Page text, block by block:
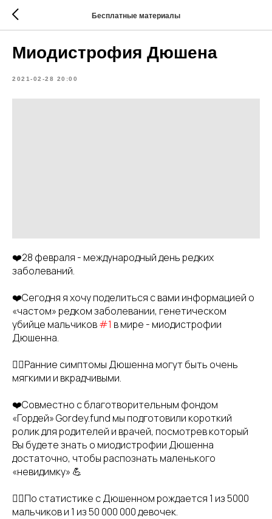
Бесплатные материалы
Миодистрофия Дюшена
2021-02-28 20:00
❤️28 февраля - международный день редких
заболеваний.
❤️Сегодня я хочу поделиться с вами информацией о
«частом» редком заболевании, генетическом
убийце мальчиков#1 в мире - миодистрофии
Дюшенна.
👉🏻Ранние симптомы Дюшенна могут быть очень
мягкими и вкрадчивыми.
❤️Совместно с благотворительным фондом
«Гордей» Gordey.fund мы подготовили короткий
ролик для родителей и врачей, посмотрев который
Вы будете знать о миодистрофии Дюшенна
достаточно, чтобы распознать маленького
«невидимку» 💪
👉🏻По статистике с Дюшенном рождается 1 из 5000
мальчиков и 1 из 50 000 000 девочек.